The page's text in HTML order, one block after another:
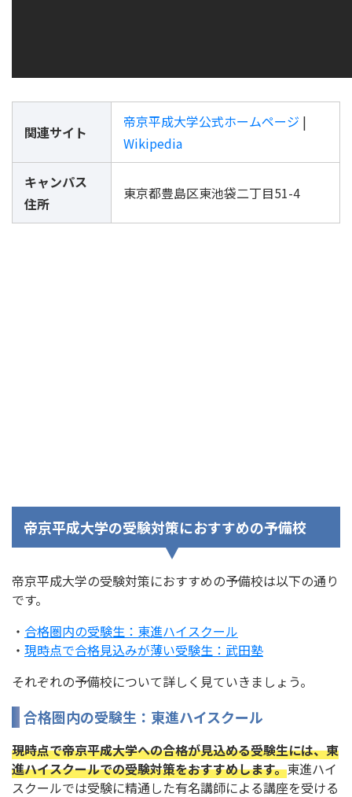
関連サイト
帝京平成大学公式ホームページ |
Wikipedia
キャンパス
住所
東京都豊島区東池袋二丁目51-4
帝京平成大学の受験対策におすすめの予備校
帝京平成大学の受験対策におすすめの予備校は以下の通り
です。
・ 合格圏内の受験生：東進ハイスクール
・ 現時点で合格見込みが薄い受験生：武田塾
それぞれの予備校について詳しく見ていきましょう。
合格圏内の受験生：東進ハイスクール
現時点で帝京平成大学への合格が見込める受験生には、東
進ハイスクールでの受験対策をおすすめします。東進ハイ
スクールでは受験に精通した有名講師による講座を受ける